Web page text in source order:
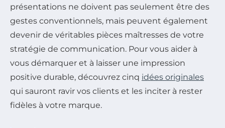
présentations ne doivent pas seulement être des
gestes conventionnels, mais peuvent également
devenir de véritables pièces maîtresses de votre
stratégie de communication. Pour vous aider à
vous démarquer et à laisser une impression
positive durable, découvrez cinq idées originales
qui sauront ravir vos clients et les inciter à rester
fidèles à votre marque.